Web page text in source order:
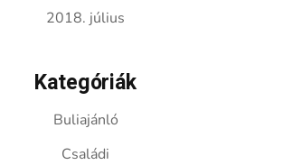
2018. július
Kategóriák
Buliajánló
Családi